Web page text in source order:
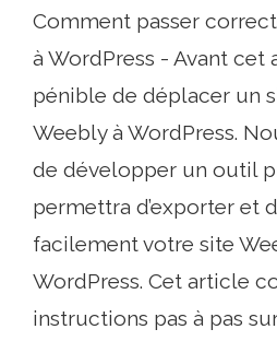
Comment passer
à WordPress - Avant
pénible de déplacer un
Weebly à WordPress.
de développer un outil
permettra d’exporter et
facilement votre site
WordPress. Cet article
instructions pas à pas